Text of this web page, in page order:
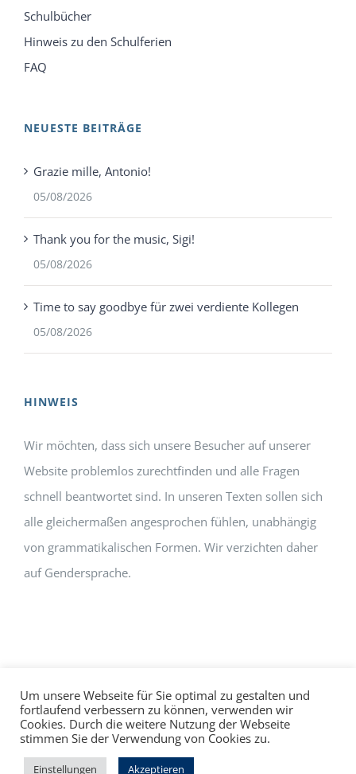
Schulbücher
Hinweis zu den Schulferien
FAQ
NEUESTE BEITRÄGE
Grazie mille, Antonio!
05/08/2026
Thank you for the music, Sigi!
05/08/2026
Time to say goodbye für zwei verdiente Kollegen
05/08/2026
HINWEIS
Wir möchten, dass sich unsere Besucher auf unserer
Website problemlos zurechtfinden und alle Fragen
schnell beantwortet sind. In unseren Texten sollen sich
alle gleichermaßen angesprochen fühlen, unabhängig
von grammatikalischen Formen. Wir verzichten daher
auf Gendersprache.
Impressum Datenschutz©hallo!rot
Facebook
Um unsere Webseite für Sie optimal zu gestalten und
fortlaufend verbessern zu können, verwenden wir
Cookies. Durch die weitere Nutzung der Webseite
stimmen Sie der Verwendung von Cookies zu.
Einstellungen Akzeptieren